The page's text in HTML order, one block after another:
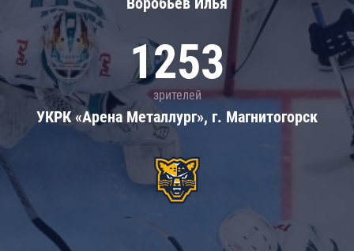
1253
зрителей
УКРК «Арена Металлург», г. Магнитогорск